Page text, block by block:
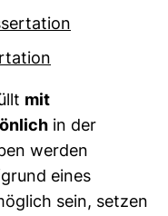
mit
in der
werden
eines
sein, setzen